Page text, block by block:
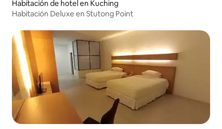
Habitación de hotel en Kuching
Habitación Deluxe en Stutong Point